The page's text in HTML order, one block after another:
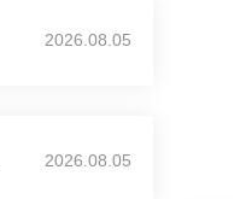
2026.08.05
2026.08.05